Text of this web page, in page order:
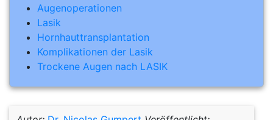
Augenoperationen
Lasik
Hornhauttransplantation
Komplikationen der Lasik
Trockene Augen nach LASIK